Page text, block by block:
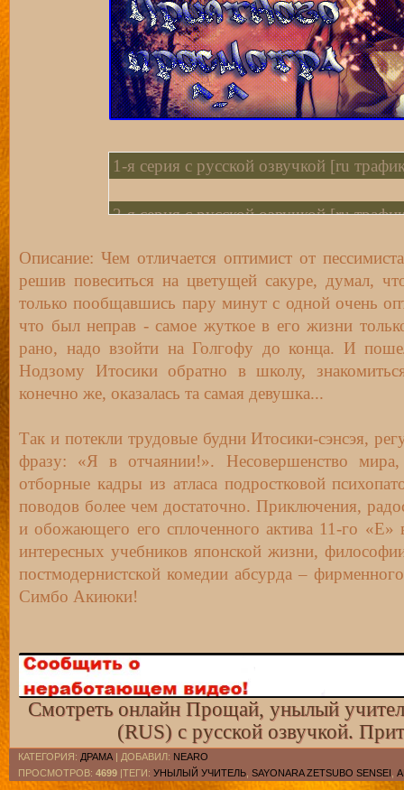
1-я серия с русской озвучкой [ru
2-я серия с русской озвучкой [ru
3-я серия с русской озвучкой [ru
4-я серия с русской озвучкой [ru
5-я серия с русской озвучкой [ru
7-я серия с русской озвучкой [ru
8-я серия с русской озвучкой [ru
9-я серия с русской озвучкой [ru
10-я серия с русской озвучкой [ru
11-я серия с русской озвучкой [ru
12-я серия с русской озвучкой [ru
Описание: Чем отличается оптимист от
решив повеситься на цветущей сакуре, думал,
только пообщавшись пару минут с одной очень
что был неправ - самое жуткое в его жизни
рано, надо взойти на Голгофу до конца. И
Нодзому Итосики обратно в школу,
конечно же, оказалась та самая девушка...
Так и потекли трудовые будни Итосики-сэнсэя,
фразу: «Я в отчаянии!». Несовершенство мира,
отборные кадры из атласа подростковой
поводов более чем достаточно. Приключения,
и обожающего его сплоченного актива 11-го «Е»
интересных учебников японской жизни,
постмодернистской комедии абсурда –
Симбо Акиюки!
Смотреть онлайн Прощай, унылый
(RUS) с русской озвучкой.
КАТЕГОРИЯ: ДРАМА | ДОБАВИЛ: NEARO
ПРОСМОТРОВ: 4699 |ТЕГИ: УНЫЛЫЙ УЧИТЕЛЬ SAYONARA ZETSUBO SENSEI